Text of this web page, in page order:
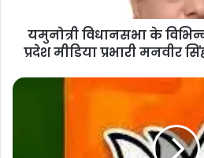
हैं । वहाँ हाल में दलबदल कर
लोगों को महत्व दिया जा रहा है
कार्यकर्ताओं को दरकिनार किया
भाजपा में शामिल होने वालों में
डूंगर सिंह, ब्लॉक अध्यक्ष कॉंग्रेस
यमुनोत्री विधानसभा के
प्रदेश मीडिया प्रभारी मनवीर